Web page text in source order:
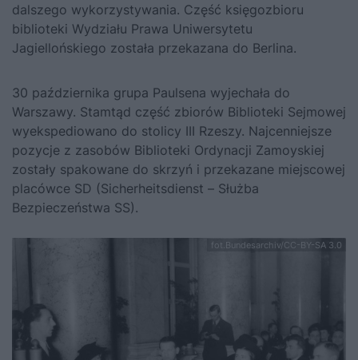
dalszego wykorzystywania. Część księgozbioru
biblioteki Wydziału Prawa Uniwersytetu
Jagiellońskiego została przekazana do Berlina.
30 października grupa Paulsena wyjechała do
Warszawy. Stamtąd część zbiorów Biblioteki Sejmowej
wyekspediowano do stolicy III Rzeszy. Najcenniejsze
pozycje z zasobów Biblioteki Ordynacji Zamoyskiej
zostały spakowane do skrzyń i przekazane miejscowej
placówce SD (Sicherheitsdienst – Służba
Bezpieczeństwa SS).
fot.Bundesarchiv/CC-BY-SA 3.0